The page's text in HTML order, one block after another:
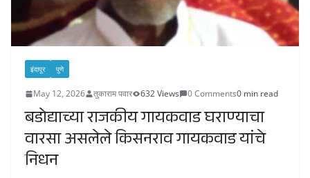
इंदापूर पुणे
May 12, 2026 तुकाराम पवार 632 Views 0 Comments0 min read
बडोद्याच्या राजकीय गायकवाड घराण्याचा
वारसा असलेले किसनराव गायकवाड यांचे
निधन